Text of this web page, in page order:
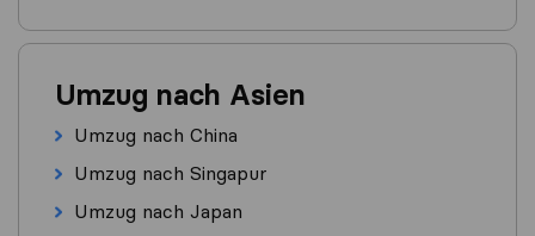
Umzug nach Asien
Umzug nach China
Umzug nach Singapur
Umzug nach Japan